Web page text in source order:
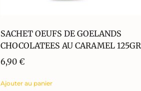
SACHET OEUFS DE GOELANDS
CHOCOLATEES AU CARAMEL 125GR
6,90 €
Ajouter au panier